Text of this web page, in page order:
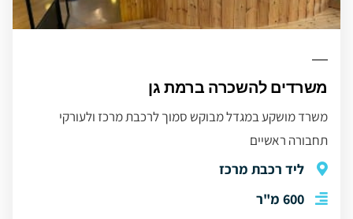
משרדים להשכרה ברמת גן
משרד מושקע במגדל מבוקש סמוך לרכבת מרכז ולעורקי
תחבורה ראשיים
ליד רכבת מרכז
600 מ"ר